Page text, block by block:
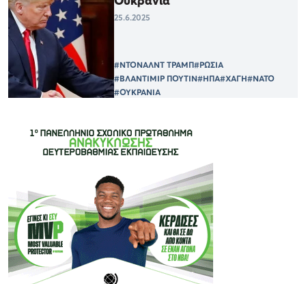
25.6.2025
#ΝΤΟΝΑΛΝΤ ΤΡΑΜΠ#ΡΩΣΙΑ
#ΒΛΑΝΤΙΜΙΡ ΠΟΥΤΙΝ#ΗΠΑ#ΧΑΓΗ#ΝΑΤΟ
#ΟΥΚΡΑΝΙΑ